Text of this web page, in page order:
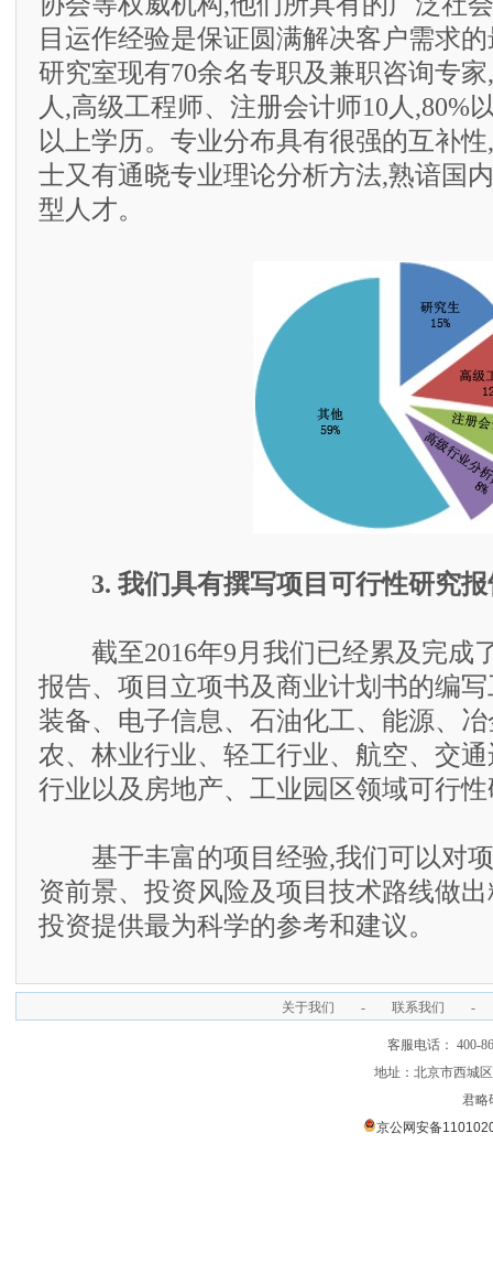
目运作经验是保证圆满解决客户需求
研究室现有70余名专职及兼职咨询专
人,高级工程师、注册会计师10人,80%
以上学历。专业分布具有很强的互补
士又有通晓专业理论分析方法,熟谙国
型人才。
3. 我们具有撰写项目可行性研究
截至2016年9月我们已经累及完成
报告、项目立项书及商业计划书的编
装备、电子信息、石油化工、能源、
农、林业行业、轻工行业、航空、交
行业以及房地产、工业园区领域可行
基于丰富的项目经验,我们可以对项
资前景、投资风险及项目技术路线做
投资提供最为科学的参考和建议。
关于我们 - 联系我们 -
客服电话： 400-
地址：北京市西城
君略
京公网安备